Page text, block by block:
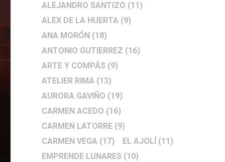
ALEJANDRO SANTIZO (11)
ALEX DE LA HUERTA (9)
ANA MORÓN (18)
ANTONIO GUTIERREZ (16)
ARTE Y COMPÁS (9)
ATELIER RIMA (13)
AURORA GAVIÑO (19)
CARMEN ACEDO (16)
CARMEN LATORRE (9)
CARMEN VEGA (17) EL AJOLÍ (11)
EMPRENDE LUNARES (10)